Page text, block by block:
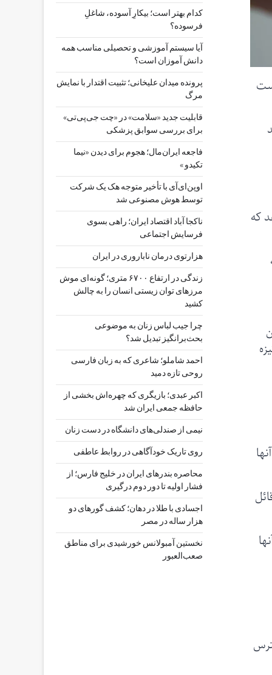
که
کدام بهتر است؛ بیکارِ آسوده، شاغلِ
فرسوده؟
آیا سیستم آموزشی و تحصیلی مناسب همه
دانش آموزان است؟
پرونده میدان علیخانی؛ تثبیت اقتدار با نمایش
مرگ
قابلیت جدید «سلامت» در «چت ‌جی‌پی‌تی»
برای بررسی سوابق پزشکی
فاجعه ایران‌مال؛ هجوم برای دیدن «نیما
تکیدو »
اوپن‌ای‌آی با تأخیر متوجه هک یک شرکت
توسط هوش مصنوعی شد
ناکجا آباد اقتصاد ایران؛ راهی بسوی
فرسایش اجتماعی
هزارتوی درمان ناباروری در ایران
زندگی در ارتفاع ۶۷۰۰ متری؛ گونه‌ای موش
مرزهای توان زیستی انسان را به چالش
کشید
چرا جیب‌ لباس زنان به موضوعی
بحث‌برانگیز تبدیل شد؟
احمد شاملو؛ شاعری که به زبان فارسی
روحی تازه دمید
اکبر عبدی؛ بازیگری که چهره‌اش بخشی از
حافظه جمعی ایران شد
نیمی از صندلی‌های دانشگاه در دست زنان
روی تاریک خودآگاهی در روابط عاطفی
محاصره بندرهای ایران در خلیج فارس؛ از
فشار اولیه تا دور دوم درگیری
اجسادی با طلا در دهان؛ کشف گورهای دو
هزار ساله در مصر
نخستین آمبولانس خورشیدی برای مناطق
صعب‌العبور